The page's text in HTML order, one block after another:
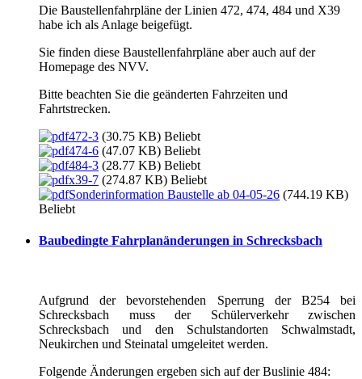
Die Baustellenfahrpläne der Linien 472, 474, 484 und X39
habe ich als Anlage beigefügt.
Sie finden diese Baustellenfahrpläne aber auch auf der
Homepage des NVV.
Bitte beachten Sie die geänderten Fahrzeiten und
Fahrtstrecken.
472-3 (30.75 KB) Beliebt
474-6 (47.07 KB) Beliebt
484-3 (28.77 KB) Beliebt
x39-7 (274.87 KB) Beliebt
Sonderinformation Baustelle ab 04-05-26 (744.19 KB)
Beliebt
Baubedingte Fahrplanänderungen in Schrecksbach
Aufgrund der bevorstehenden Sperrung der B254 bei
Schrecksbach muss der Schülerverkehr zwischen
Schrecksbach und den Schulstandorten Schwalmstadt,
Neukirchen und Steinatal umgeleitet werden.
Folgende Änderungen ergeben sich auf der Buslinie 484: